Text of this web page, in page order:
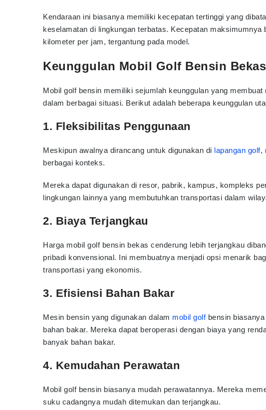
Kendaraan ini biasanya memiliki kecepatan tertinggi yang
keselamatan di lingkungan terbatas. Kecepatan maksimumnya
kilometer per jam, tergantung pada model.
Keunggulan Mobil Golf Bensin Bekas
Mobil golf bensin memiliki sejumlah keunggulan yang
dalam berbagai situasi. Berikut adalah beberapa keunggulan
1. Fleksibilitas Penggunaan
Meskipun awalnya dirancang untuk digunakan di lapangan golf,
berbagai konteks.
Mereka dapat digunakan di resor, pabrik, kampus, kompleks
lingkungan lainnya yang membutuhkan transportasi dalam
2. Biaya Terjangkau
Harga mobil golf bensin bekas cenderung lebih terjangkau
pribadi konvensional. Ini membuatnya menjadi opsi menarik
transportasi yang ekonomis.
3. Efisiensi Bahan Bakar
Mesin bensin yang digunakan dalam mobil golfbensin biasanya
bahan bakar. Mereka dapat beroperasi dengan biaya yang
banyak bahan bakar.
4. Kemudahan Perawatan
Mobil golf bensin biasanya mudah perawatannya. Mereka
suku cadangnya mudah ditemukan dan terjangkau.